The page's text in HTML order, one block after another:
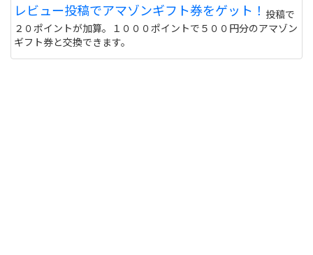
レビュー投稿でアマゾンギフト券をゲット！ 投稿で
２０ポイントが加算。１０００ポイントで５００円分のアマゾン
ギフト券と交換できます。